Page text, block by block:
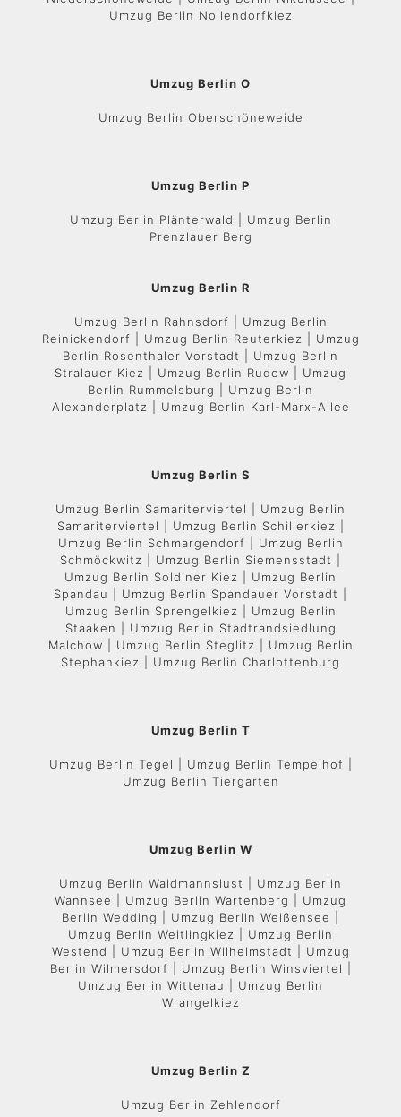
Umzug Berlin Nollendorfkiez
Umzug Berlin O
Umzug Berlin Oberschöneweide
Umzug Berlin P
Umzug Berlin Plänterwald | Umzug Berlin
Prenzlauer Berg
Umzug Berlin R
Umzug Berlin Rahnsdorf | Umzug Berlin
Reinickendorf | Umzug Berlin Reuterkiez | Umzug
Berlin Rosenthaler Vorstadt | Umzug Berlin
Stralauer Kiez | Umzug Berlin Rudow | Umzug
Berlin Rummelsburg | Umzug Berlin
Alexanderplatz | Umzug Berlin Karl-Marx-Allee
Umzug Berlin S
Umzug Berlin Samariterviertel | Umzug Berlin
Samariterviertel | Umzug Berlin Schillerkiez |
Umzug Berlin Schmargendorf | Umzug Berlin
Schmöckwitz | Umzug Berlin Siemensstadt |
Umzug Berlin Soldiner Kiez | Umzug Berlin
Spandau | Umzug Berlin Spandauer Vorstadt |
Umzug Berlin Sprengelkiez | Umzug Berlin
Staaken | Umzug Berlin Stadtrandsiedlung
Malchow | Umzug Berlin Steglitz | Umzug Berlin
Stephankiez | Umzug Berlin Charlottenburg
Umzug Berlin T
Umzug Berlin Tegel | Umzug Berlin Tempelhof |
Umzug Berlin Tiergarten
Umzug Berlin W
Umzug Berlin Waidmannslust | Umzug Berlin
Wannsee | Umzug Berlin Wartenberg | Umzug
Berlin Wedding | Umzug Berlin Weißensee |
Umzug Berlin Weitlingkiez | Umzug Berlin
Westend | Umzug Berlin Wilhelmstadt | Umzug
Berlin Wilmersdorf | Umzug Berlin Winsviertel |
Umzug Berlin Wittenau | Umzug Berlin
Wrangelkiez
Umzug Berlin Z
Umzug Berlin Zehlendorf